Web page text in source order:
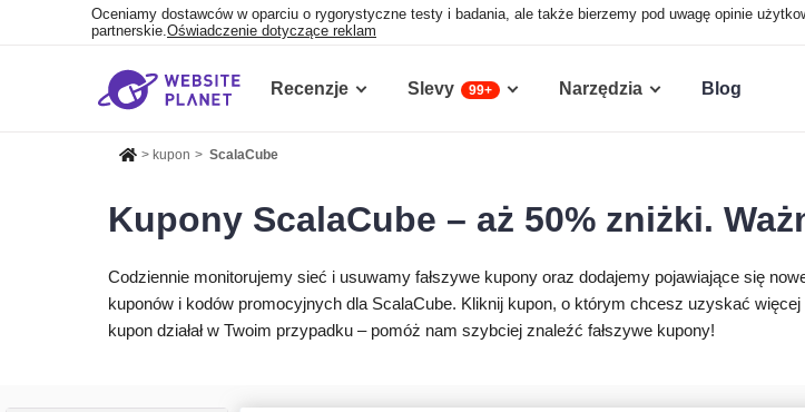
Oceniamy dostawców w oparciu o rygorystyczne testy i badania, ale także bierzemy pod uwagę opinie
partnerskie.Oświadczenie dotyczące reklam
Recenzje Slevy 99+ Narzędzia Blog
> kupon > ScalaCube
Kupony ScalaCube – aż 50% zniżki.
Codziennie monitorujemy sieć i usuwamy fałszywe kupony oraz dodajemy pojawiające się
kuponów i kodów promocyjnych dla ScalaCube. Kliknij kupon, o którym chcesz uzyskać
kupon działał w Twoim przypadku – pomóż nam szybciej znaleźć fałszywe kupony!